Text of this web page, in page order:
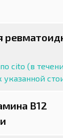
cito (в
B12